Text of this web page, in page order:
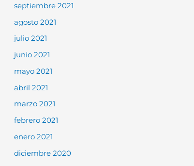
septiembre 2021
agosto 2021
julio 2021
junio 2021
mayo 2021
abril 2021
marzo 2021
febrero 2021
enero 2021
diciembre 2020